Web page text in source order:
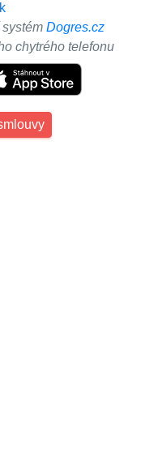
Dogres.cz
chytrého telefonu